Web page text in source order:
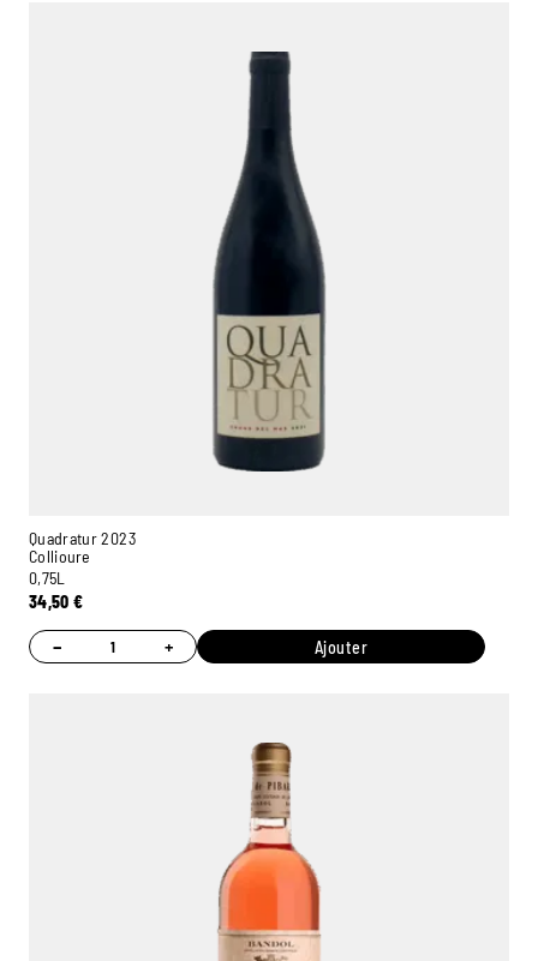
Quadratur 2023
Collioure
0,75L
34,50€
− + Ajouter